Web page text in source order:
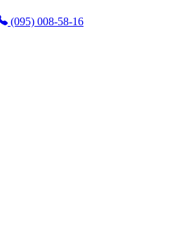
(095) 008-58-16